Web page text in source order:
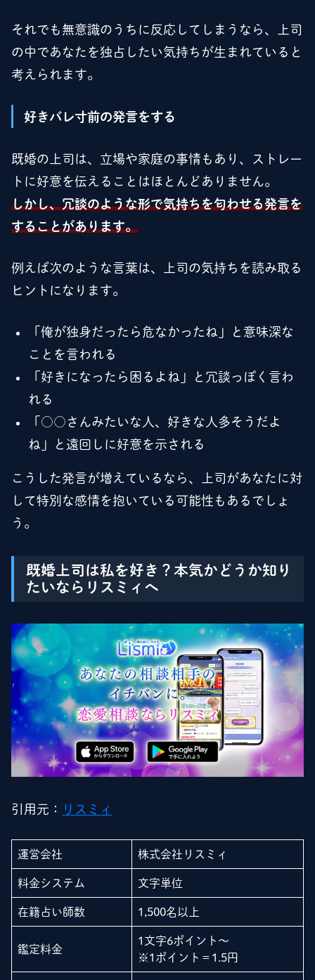
それでも無意識のうちに反応してしまうなら、上司
の中であなたを独占したい気持ちが生まれていると
考えられます。
好きバレ寸前の発言をする
既婚の上司は、立場や家庭の事情もあり、ストレー
トに好意を伝えることはほとんどありません。
しかし、冗談のような形で気持ちを匂わせる発言を
することがあります。
例えば次のような言葉は、上司の気持ちを読み取る
ヒントになります。
「俺が独身だったら危なかったね」と意味深な
ことを言われる
「好きになったら困るよね」と冗談っぽく言わ
れる
「○○さんみたいな人、好きな人多そうだよ
ね」と遠回しに好意を示される
こうした発言が増えているなら、上司があなたに対
して特別な感情を抱いている可能性もあるでしょ
う。
既婚上司は私を好き？本気かどうか知り
たいならリスミィへ
引用元： リスミィ
運営会社 株式会社リスミィ
料金システム 文字単位
在籍占い師数 1,500名以上
鑑定料金
1文字6ポイント～
※1ポイント＝1.5円